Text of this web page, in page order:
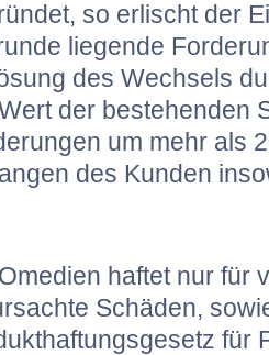
so erlischt der
liegende
des Wechsels
der bestehenden
um mehr als
des Kunden
haftet nur für
Schäden,
für